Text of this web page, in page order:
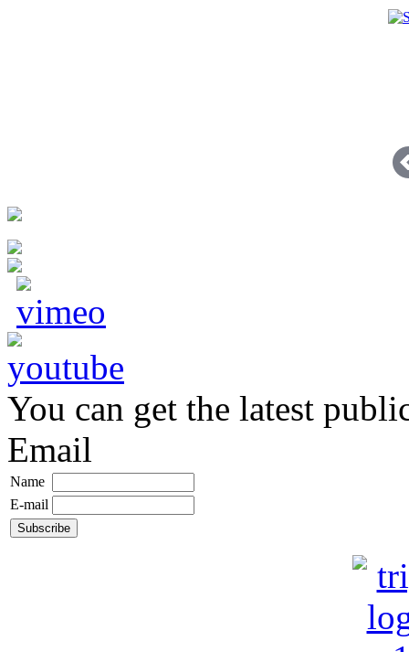
You can get the latest
Email
Name
E-mail